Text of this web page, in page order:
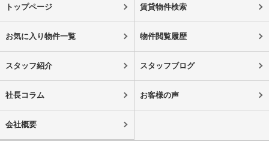
トップページ 賃貸物件検索
お気に入り物件一覧 物件閲覧履歴
スタッフ紹介 スタッフブログ
社長コラム お客様の声
会社概要